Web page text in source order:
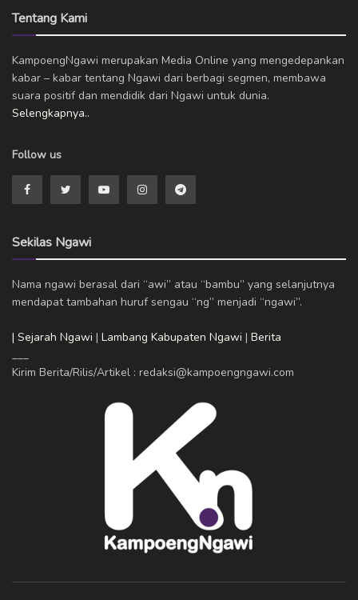
Tentang Kami
KampoengNgawi merupakan Media Online yang mengedepankan
kabar – kabar tentang Ngawi dari berbagi segmen, membawa
suara positif dan mendidik dari Ngawi untuk dunia.
Selengkapnya..
Follow us
Sekilas Ngawi
Nama ngawi berasal dari “awi” atau “bambu” yang selanjutnya
mendapat tambahan huruf sengau “ng” menjadi “ngawi”.
| Sejarah Ngawi | Lambang Kabupaten Ngawi | Berita
___
Kirim Berita/Rilis/Artikel : redaksi@kampoengngawi.com